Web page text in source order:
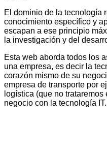
El dominio de la tecnología
conocimiento específico y
escapan a ese principio
la investigación y del
Esta web aborda todos los
una empresa, es decir la
corazón mismo de su
empresa de transporte por
logística (que no
negocio con la tecnología IT.